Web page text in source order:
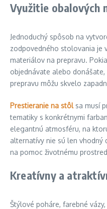
Využitie obalových
Jednoduchý spôsob na
zodpovedného stolovania je
materiálov na prepravu.
objednávate alebo donášate,
prepravu môžu skvelo
Prestieranie na stôlsa musí
tematiky s konkrétnymi
elegantnú atmosféru, na
alternatívy nie sú len vhodný
na pomoc životnému
Kreatívny a
Štýlové poháre, farebné